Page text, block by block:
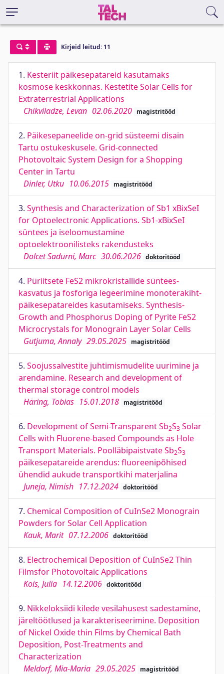
Kirjeid leitud: 11
1. Kesteriit päikesepatareid kasutamaks
kosmose keskkonnas. Kestetite Solar Cells for
Extraterrestrial Applications
Chikviladze, Levan 02.06.2020 magistritööd
2. Päikesepaneelide on-grid süsteemi disain
Tartu ostukeskusele. Grid-connected
Photovoltaic System Design for a Shopping
Center in Tartu
Dinler, Utku 10.06.2015 magistritööd
3. Synthesis and Characterization of Sb1 xBixSeI
for Optoelectronic Applications. Sb1-xBixSeI
süntees ja iseloomustamine
optoelektroonilisteks rakendusteks
Dolcet Sadurni, Marc 30.06.2026 doktoritööd
4. Püriitsete FeS2 mikrokristallide süntees-
kasvatus ja fosforiga legeerimine monoterakiht-
päikesepatareides kasutamiseks. Synthesis-
Growth and Phosphorus Doping of Pyrite FeS2
Microcrystals for Monograin Layer Solar Cells
Gutjuma, Annaly 29.05.2025 magistritööd
5. Soojussalvestite juhtimismudelite uurimine ja
arendamine. Research and development of
thermal storage control models
Häring, Tobias 15.01.2018 magistritööd
6. Development of Semi-Transparent Sb2S3 Solar
Cells with Fluorene-based Compounds as Hole
Transport Materials. Poolläbipaistvate Sb2S3
päikesepatareide arendus: fluoreenipõhised
ühendid aukude transportkihi materjalina
Juneja, Nimish 17.12.2024 doktoritööd
7. Chemical Composition of CuInSe2 Monograin
Powders for Solar Cell Application
Kauk, Marit 07.12.2006 doktoritööd
8. Electrochemical Deposition of CuInSe2 Thin
Filmsfor Photovoltaic Applications
Kois, Julia 14.12.2006 doktoritööd
9. Nikkeloksiidi kilede vesilahusest sadestamine,
järeltöötlused ja karakteriseerimine. Deposition
of Nickel Oxide thin Films by Chemical Bath
Deposition, Post-Treatments and
Characterization
Meldorf, Mia-Maria 29.05.2025 magistritööd